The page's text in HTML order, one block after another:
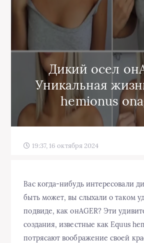
Дикий осел
Уникальная
hemionus
19:37, 16 октября 2024
Вас когда-нибудь интересовали
быть может, вы слыхали о таком
подвиде, как онAGER? Эти
создания, известные как Equus
потрясают воображение своей